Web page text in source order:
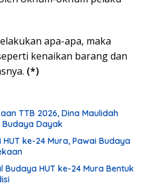
apa-apa, maka
kenaikan barang dan
(*)
TTB 2026, Dina Maulidah
Budaya Dayak
HUT ke-24 Mura, Pawai Budaya
HUT ke-24 Mura Bentuk